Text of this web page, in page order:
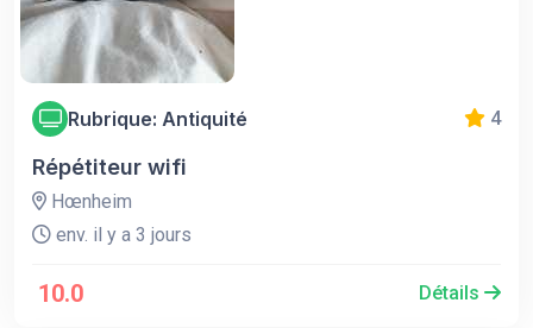
Rubrique: Antiquité 4
Répétiteur wifi
Hœnheim
env. il y a 3 jours
10.0 Détails